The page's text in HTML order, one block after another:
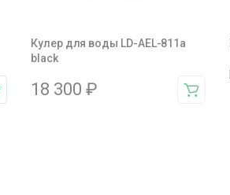
Кулер для воды LD-AEL-811a
black
18 300 ₽